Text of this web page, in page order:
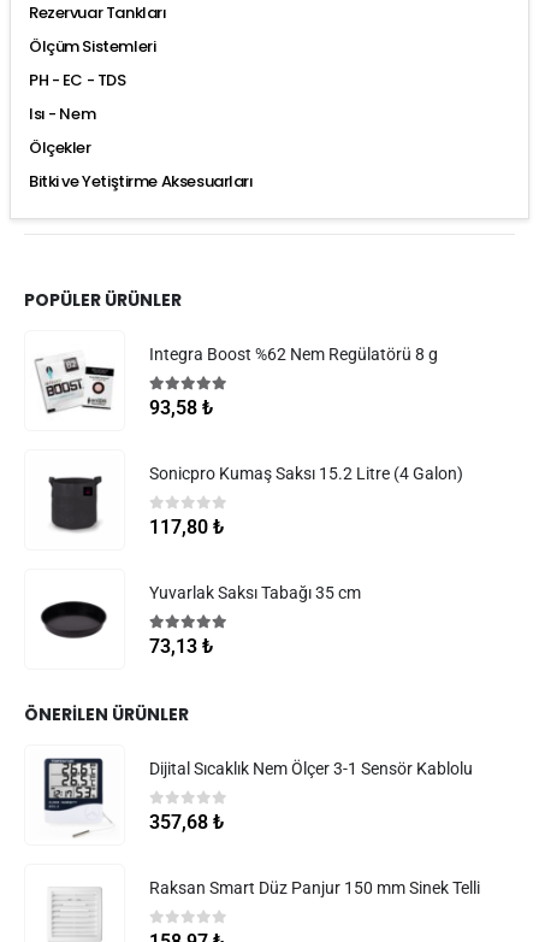
Rezervuar Tankları
Ölçüm Sistemleri
PH - EC - TDS
Isı - Nem
Ölçekler
Bitki ve Yetiştirme Aksesuarları
POPÜLER ÜRÜNLER
Integra Boost %62 Nem Regülatörü 8 g
5.005 üzerinden
93,58 ₺
Sonicpro Kumaş Saksı 15.2 Litre (4 Galon)
0 5 üzerinden
117,80 ₺
Yuvarlak Saksı Tabağı 35 cm
5.005 üzerinden
73,13 ₺
ÖNERILEN ÜRÜNLER
Dijital Sıcaklık Nem Ölçer 3-1 Sensör Kablolu
05 üzerinden
357,68 ₺
Raksan Smart Düz Panjur 150 mm Sinek Telli
0 5 üzerinden